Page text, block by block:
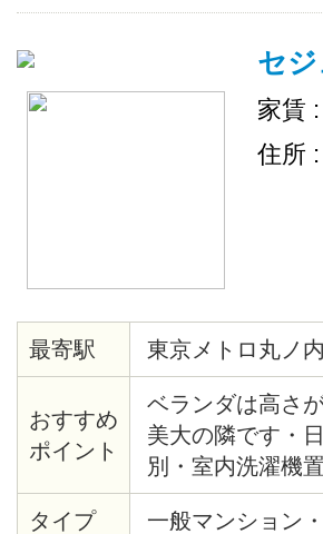
セ
家賃
住所
最寄駅 東京メトロ丸ノ
おすすめ
ポイント
ベランダは高さ
美大の隣です・
別・室内洗濯機
駐輪場あり・広
タイプ
一般マンション